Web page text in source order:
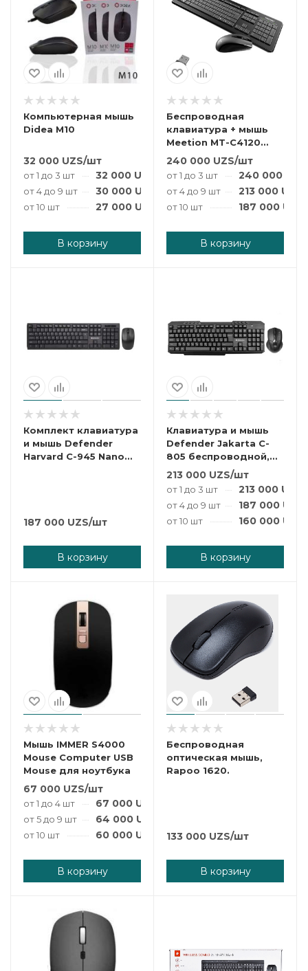
Компьютерная мышь
Didea M10
32 000 UZS/шт
от 1 до 3 шт 32 000UZS /шт
от 4 до 9 шт 30 000UZS /шт
от 10 шт 27 000UZS /шт
В корзину
Беспроводная
клавиатура + мышь
Meetion MT-C4120
черный
240 000 UZS/шт
от 1 до 3 шт 240 000UZS
от 4 до 9 шт 213 000UZS
от 10 шт 187 000UZS
В корзину
Комплект клавиатура
и мышь Defender
Harvard C-945 Nano
187 000 UZS/шт
В корзину
Клавиатура и мышь
Defender Jakarta C-
805 беспроводной,
чёрный
213 000 UZS/шт
от 1 до 3 шт 213 000UZS
от 4 до 9 шт 187 000UZS
от 10 шт 160 000UZS
В корзину
Мышь IMMER S4000
Mouse Computer USB
Mouse для ноутбука
67 000 UZS/шт
от 1 до 4 шт 67 000UZS
от 5 до 9 шт 64 000UZS
от 10 шт 60 000UZS /шт
В корзину
Беспроводная
оптическая мышь,
Rapoo 1620.
133 000 UZS/шт
В корзину